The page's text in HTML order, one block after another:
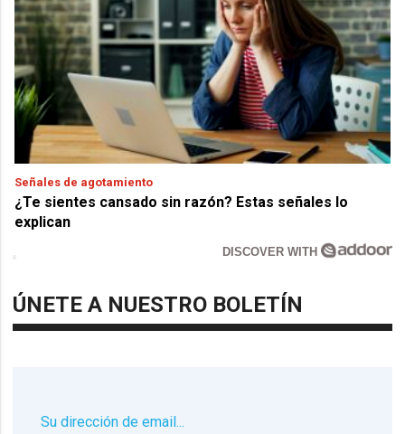
Señales de agotamiento
¿Te sientes cansado sin razón? Estas señales lo
explican
DISCOVER WITH
ÚNETE A NUESTRO BOLETÍN